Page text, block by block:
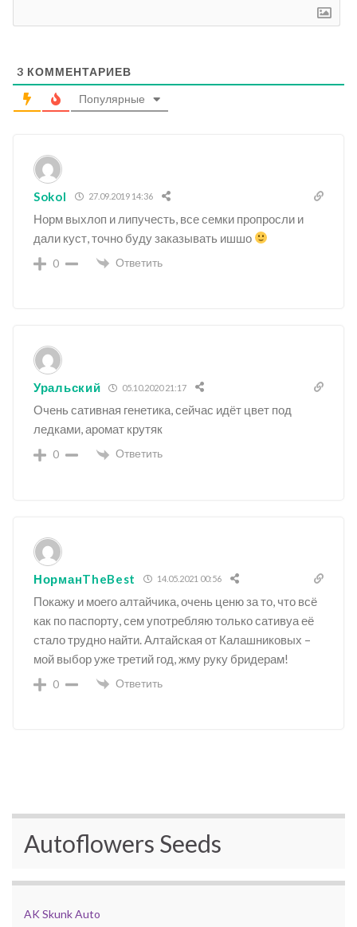
3 КОММЕНТАРИЕВ
Популярные
Sokol 27.09.2019 14:36
Норм выхлоп и липучесть, все семки пропросли и
дали куст, точно буду заказывать ишшо
0 Ответить
Уральский 05.10.2020 21:17
Очень сативная генетика, сейчас идёт цвет под
ледками, аромат крутяк
0 Ответить
НорманTheBest 14.05.2021 00:56
Покажу и моего алтайчика, очень ценю за то, что всё
как по паспорту, сем употребляю только сативуа её
стало трудно найти. Алтайская от Калашниковых –
мой выбор уже третий год, жму руку бридерам!
0 Ответить
Autoflowers Seeds
AK Skunk Auto